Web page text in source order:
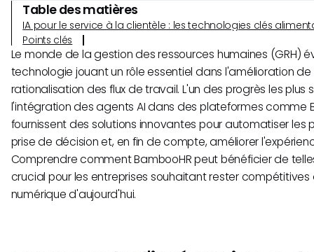
Table des matières
IA pour le service à la clientèle : les technologies clés
Points clés
Le monde de la gestion des ressources humaines (GRH)
technologie jouant un rôle essentiel dans l'amélioration
rationalisation des flux de travail. L'un des progrès les plus
l'intégration des agents AI dans des plateformes comme
fournissent des solutions innovantes pour automatiser les
prise de décision et, en fin de compte, améliorer
Comprendre comment BambooHR peut bénéficier de
crucial pour les entreprises souhaitant rester
numérique d'aujourd'hui.